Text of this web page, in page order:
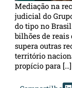
Mediação na
judicial do
do tipo no
bilhões de reais
supera outras
território
propício para […]